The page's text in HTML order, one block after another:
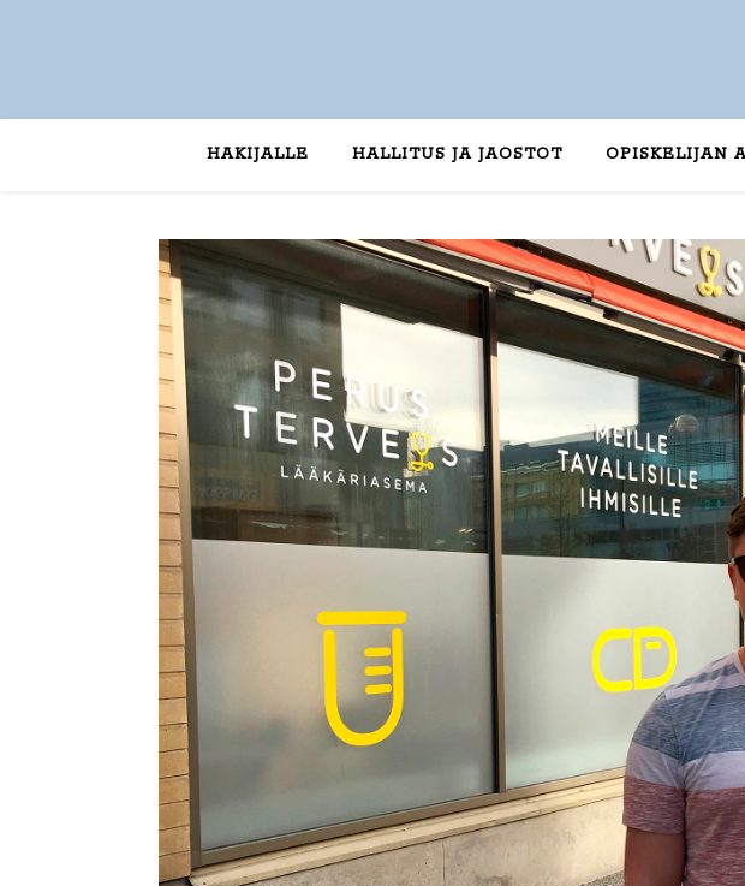
HAKIJALLE HALLITUS JA JAOSTOT OPISKELIJAN